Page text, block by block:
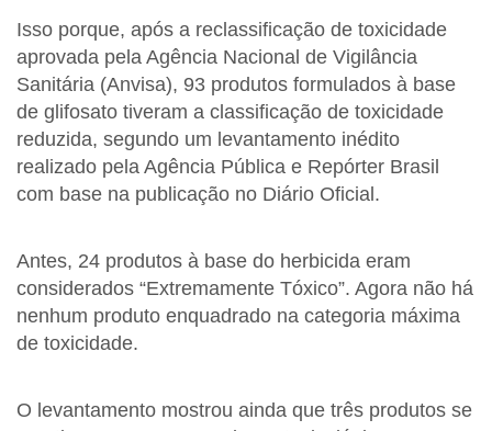
Isso porque, após a reclassificação de toxicidade
aprovada pela Agência Nacional de Vigilância
Sanitária (Anvisa), 93 produtos formulados à base
de glifosato tiveram a classificação de toxicidade
reduzida, segundo um levantamento inédito
realizado pela Agência Pública e Repórter Brasil
com base na publicação no Diário Oficial.
Antes, 24 produtos à base do herbicida eram
considerados “Extremamente Tóxico”. Agora não há
nenhum produto enquadrado na categoria máxima
de toxicidade.
O levantamento mostrou ainda que três produtos se